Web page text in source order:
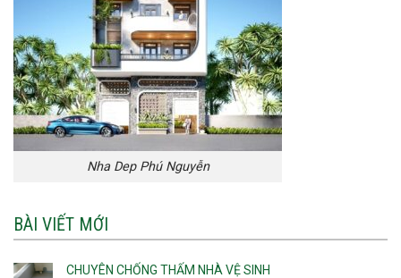
Nha Dep Phú Nguyễn
BÀI VIẾT MỚI
CHUYÊN CHỐNG THẤM NHÀ VỆ SINH